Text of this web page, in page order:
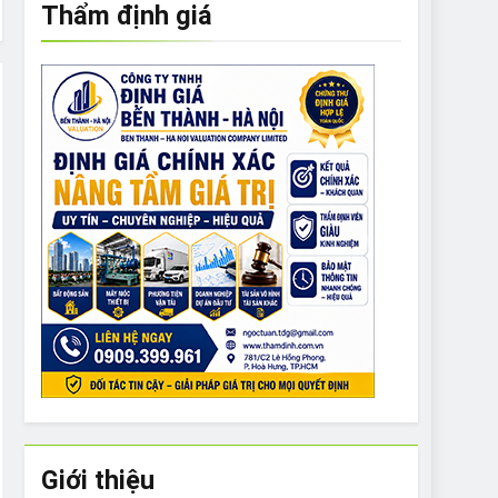
to What Bulldogs Can (and can’t) Eat
Run Long Distances?
Do I Need to Groom My Bulldog
Thẩm định giá
Giới thiệu